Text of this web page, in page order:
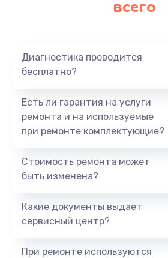
Заказать
1000 руб.
Восстановление/замена
1400 руб.
Ремонт платы
всего
Диагностика проводится
бесплатно?
Есть ли гарантия на услуги
ремонта и на используемые
при ремонте комплектующие?
Стоимость ремонта может
быть изменена?
Какие документы выдает
сервисный центр?
При ремонте используются